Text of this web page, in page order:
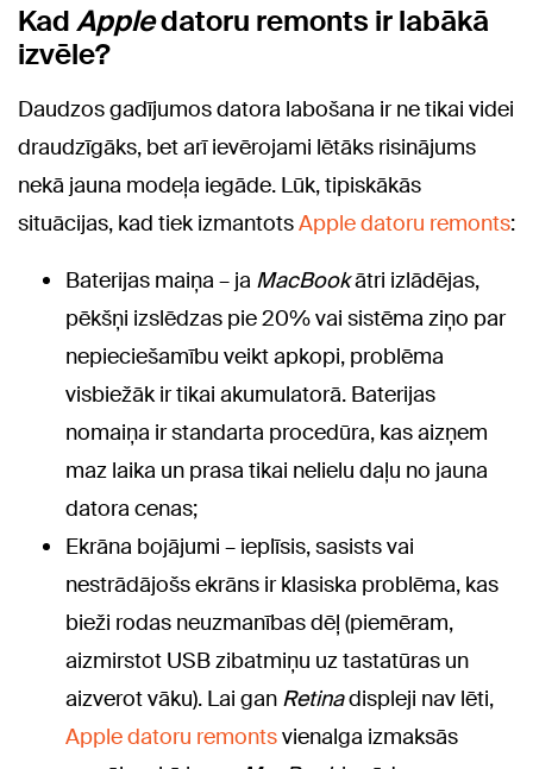
KadAppledatoru remonts ir labākā
izvēle?
Daudzos gadījumos datora labošana ir ne tikai videi
draudzīgāks, bet arī ievērojami lētāks risinājums
nekā jauna modeļa iegāde. Lūk, tipiskākās
situācijas, kad tiek izmantotsApple datoru remonts:
Baterijas maiņa – ja MacBookātri izlādējas,
pēkšņi izslēdzas pie 20% vai sistēma ziņo par
nepieciešamību veikt apkopi, problēma
visbiežāk ir tikai akumulatorā. Baterijas
nomaiņa ir standarta procedūra, kas aizņem
maz laika un prasa tikai nelielu daļu no jauna
datora cenas;
Ekrāna bojājumi – ieplīsis, sasists vai
nestrādājošs ekrāns ir klasiska problēma, kas
bieži rodas neuzmanības dēļ (piemēram,
aizmirstot USB zibatmiņu uz tastatūras un
aizverot vāku). Lai gan Retinadispleji nav lēti,
Apple datoru remontsvienalga izmaksās